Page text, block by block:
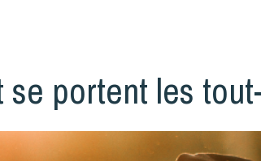
se portent les